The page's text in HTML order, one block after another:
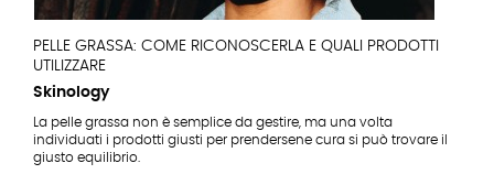
PELLE GRASSA: COME RICONOSCERLA E QUALI PRODOTTI
UTILIZZARE
Skinology
La pelle grassa non è semplice da gestire, ma una volta
individuati i prodotti giusti per prendersene cura si può trovare il
giusto equilibrio.